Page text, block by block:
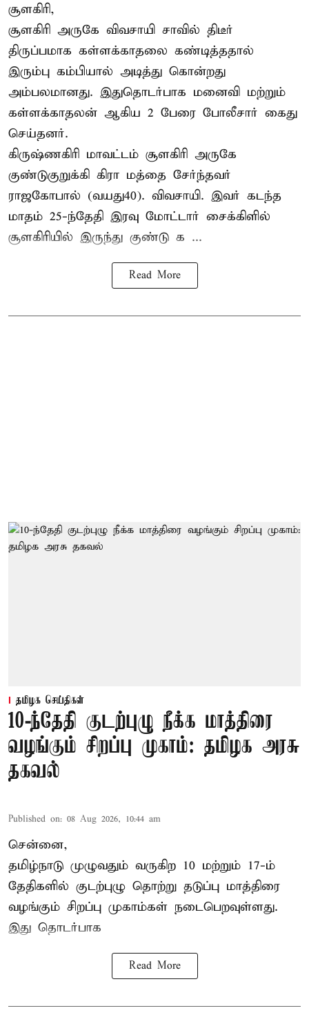
சூளகிரி,
சூளகிரி அருகே விவசாயி சாவில் திடீர்
திருப்பமாக கள்ளக்காதலை கண்டித்ததால்
இரும்பு கம்பியால் அடித்து கொன்றது
அம்பலமானது. இதுதொடர்பாக மனைவி மற்றும்
கள்ளக்காதலன் ஆகிய 2 பேரை போலீசார் கைது
செய்தனர்.
கிருஷ்ணகிரி மாவட்டம் சூளகிரி அருகே
குண்டுகுறுக்கி கிரா மத்தை சேர்ந்தவர்
ராஜகோபால் (வயது40). விவசாயி. இவர் கடந்த
மாதம் 25-ந்தேதி இரவு மோட்டார் சைக்கிளில்
சூளகிரியில் இருந்து குண்டு க ...
Read More
தமிழக செய்திகள்
10-ந்தேதி குடற்புழு நீக்க மாத்திரை
வழங்கும் சிறப்பு முகாம்: தமிழக அரசு
தகவல்
Published on: 08 Aug 2026, 10:44 am
சென்னை,
தமிழ்நாடு முழுவதும் வருகிற 10 மற்றும் 17-ம்
தேதிகளில் குடற்புழு தொற்று தடுப்பு மாத்திரை
வழங்கும் சிறப்பு முகாம்கள் நடைபெறவுள்ளது.
இது தொடர்பாக
Read More